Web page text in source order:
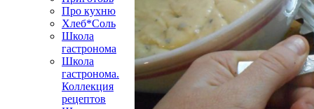
Про кухню
Хлеб*Соль
Школа
гастронома
Школа
гастронома.
Коллекция
рецептов